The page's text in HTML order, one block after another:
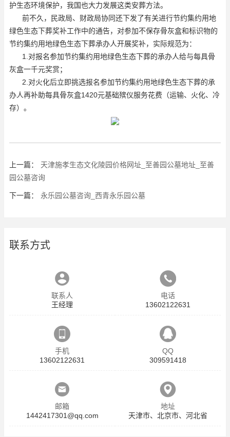
护生态环境保护，我国也大力发展这类安葬方法。
前不久，民政局、财政局协同还下发了有关进行节约集约用地
绿色生态下葬奖补工作中的通告，对参加不保存骨灰盒和标识物的
节约集约用地绿色生态下葬承办人开展奖补，实际规范为：
1.对报名参加节约集约用地绿色生态下葬的承办人给与每具骨
灰盒一千元奖赏；
2.对火化后立即挑选报名参加节约集约用地绿色生态下葬的承
办人再补助每具骨灰盒1420元基础殡仪服务花费（运输、火化、冷
存）。
上一篇：
天津施孝生态文化陵园价格网址_至善园公墓地址_至善
园公墓咨询
下一篇： 永乐园公墓咨询_西青永乐园公墓
联系方式
联系人
王经理
电话
13602122631
手机
13602122631
QQ
309591418
邮箱
1442417301@qq.com
地址
天津市、北京市、河北省